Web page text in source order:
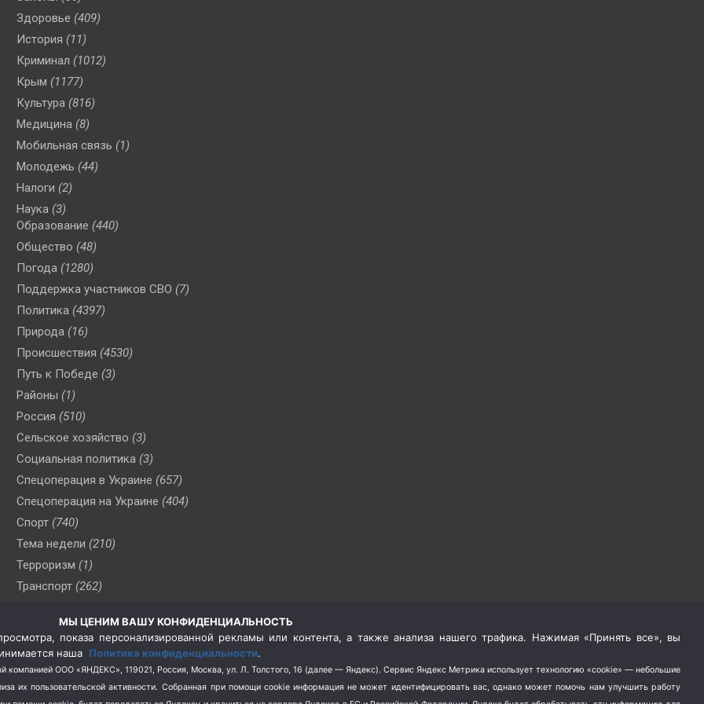
Здоровье (409)
История (11)
Криминал (1012)
Крым (1177)
Культура (816)
Медицина (8)
Мобильная связь (1)
Молодежь (44)
Налоги (2)
Наука (3)
Образование (440)
Общество (48)
Погода (1280)
Поддержка участников СВО (7)
Политика (4397)
Природа (16)
Происшествия (4530)
Путь к Победе (3)
Районы (1)
Россия (510)
Сельское хозяйство (3)
Социальная политика (3)
Спецоперация в Украине (657)
Спецоперация на Украине (404)
Спорт (740)
Тема недели (210)
Терроризм (1)
Транспорт (262)
(76)
Цены (2)
Школа и спорт (2)
Экология (8)
МЫ ЦЕНИМ ВАШУ КОНФИДЕНЦИАЛЬНОСТЬ
показа персонализированной рекламы или контента, а также анализа нашего трафика. Нажимая «Принять все», вы
наша Политика конфиденциальности.
компанией ООО «ЯНДЕКС», 119021, Россия, Москва, ул. Л. Толстого, 16 (далее — Яндекс). Сервис Яндекс Метрика использует технологию «cookie» — небольшие
их пользовательской активности. Собранная при помощи cookie информация не может идентифицировать вас, однако может помочь нам улучшить работу